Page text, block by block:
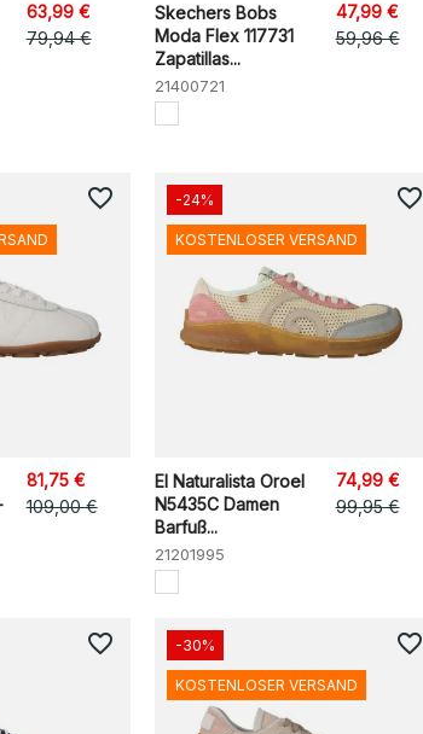
63,99 €
79,94 €
Skechers Bobs
Moda Flex 117731
Zapatillas...
21400721
47,99 €
59,96 €
81,75 €
109,00 €
favorite_border
El Naturalista Oroel
N5435C Damen
Barfuß...
21201995
74,99 €
99,95 €
-24%
KOSTENLOSER VERSAND
favorite_border
favorite_border -30%
KOSTENLOSER VERSAND
favorite_border